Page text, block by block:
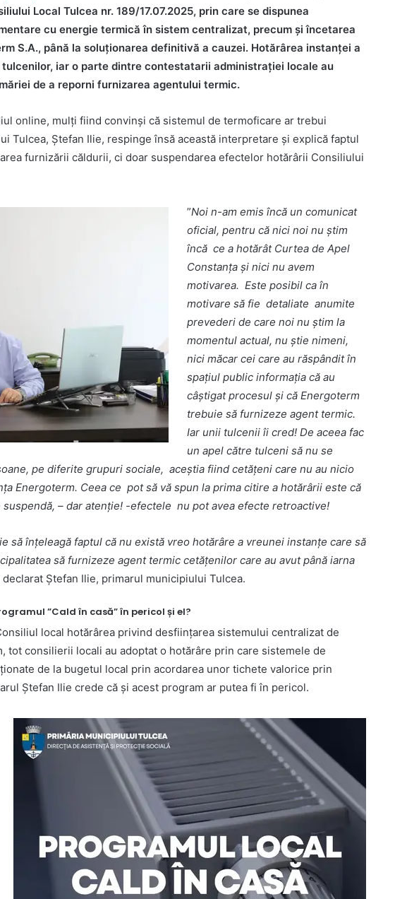
Local Tulcea nr. 189/17.07.2025, prin care se dispunea
cu energie termică în sistem centralizat, precum și încetarea
S.A., până la soluționarea definitivă a cauzei. Hotărârea instanței a
iar o parte dintre contestatarii administrației locale au
de a reporni furnizarea agentului termic.
online, mulți fiind convinși că sistemul de termoficare ar trebui
Tulcea, Ștefan Ilie, respinge însă această interpretare și explică faptul
furnizării căldurii, ci doar suspendarea efectelor hotărârii Consiliului
”Noi n-am emis încă un comunicat
oficial, pentru că nici noi nu știm
încă ce a hotărât Curtea de Apel
Constanța și nici nu avem
motivarea. Este posibil ca în
motivare să fie detaliate anumite
prevederi de care noi nu știm la
momentul actual, nu știe nimeni,
nici măcar cei care au răspândit în
spațiul public informația că au
câștigat procesul și că Energoterm
trebuie să furnizeze agent termic.
Iar unii tulcenii îi cred!De aceea fac
un apel către tulceni să nu se
pe diferite grupuri sociale, aceștia fiind cetățeni care nu au nicio
Energoterm. Ceea ce pot să vă spun la prima citire a hotărârii este că
– dar atenție! -efectele nu pot avea efecte retroactive!
să înțeleagă faptul că nu există vreo hotărâre a vreunei instanțe care să
să furnizeze agent termic cetățenilor care au avut până iarna
declarat Ștefan Ilie, primarul municipiului Tulcea.
”Cald în casă” în pericol și el?
local hotărârea privind desființarea sistemului centralizat de
tot consilierii locali au adoptat o hotărâre prin care sistemele de
de la bugetul local prin acordarea unor tichete valorice prin
Ștefan Ilie crede că și acest program ar putea fi în pericol.